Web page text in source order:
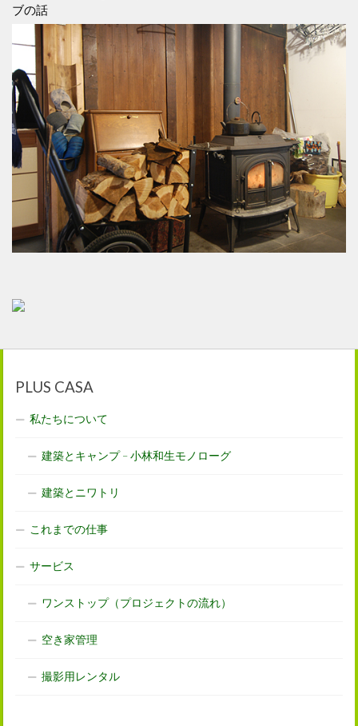
ブの話
PLUS CASA
私たちについて
建築とキャンプ – 小林和生モノローグ
建築とニワトリ
これまでの仕事
サービス
ワンストップ（プロジェクトの流れ）
空き家管理
撮影用レンタル